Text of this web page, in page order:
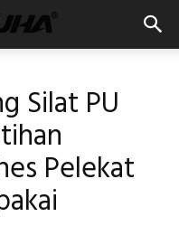
Silat PU
Pelekat